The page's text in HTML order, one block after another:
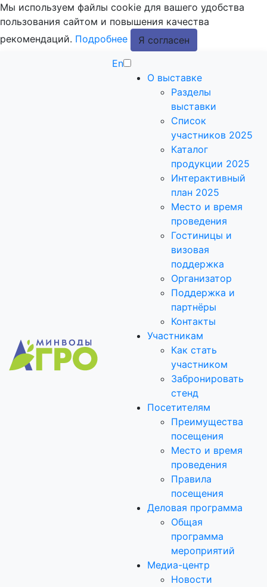
Мы используем файлы cookie для вашего удобства
пользования сайтом и повышения качества
рекомендаций. Подробнее
Я согласен
En
О выставке
Разделы
выставки
Список
участников 2025
Каталог
продукции 2025
Интерактивный
план 2025
Место и время
проведения
Гостиницы и
визовая
поддержка
Организатор
Поддержка и
партнёры
Контакты
Участникам
Как стать
участником
Забронировать
стенд
Посетителям
Преимущества
посещения
Место и время
проведения
Правила
посещения
Деловая программа
Общая
программа
мероприятий
Медиа-центр
Новости